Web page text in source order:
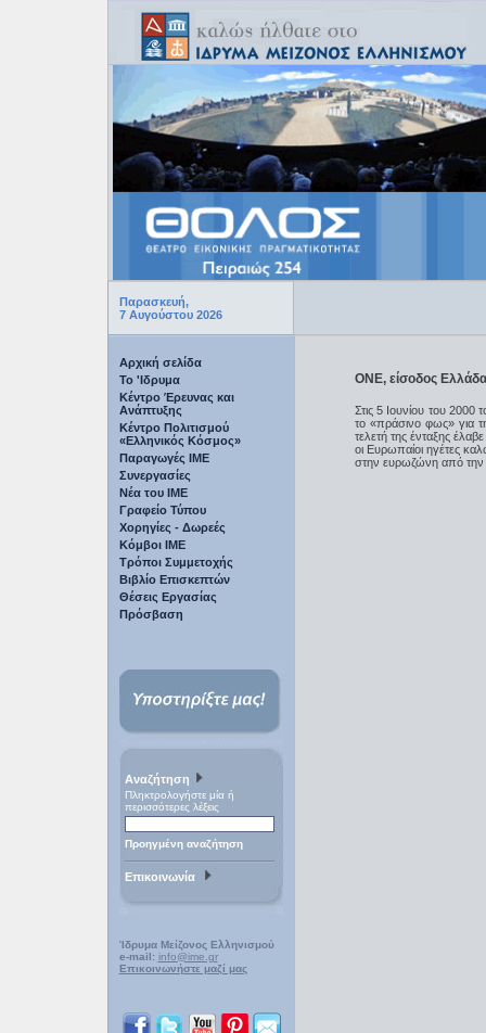
Παρασκευή,
7 Αυγούστου 2026
Αρχική σελίδα
Το 'Ιδρυμα
Κέντρο Έρευνας και
Ανάπτυξης
Κέντρο Πολιτισμού
«Ελληνικός Κόσμος»
Παραγωγές IME
Συνεργασίες
Νέα του ΙΜΕ
Γραφείο Τύπου
Χορηγίες - Δωρεές
Κόμβοι ΙΜΕ
Τρόποι Συμμετοχής
Βιβλίο Επισκεπτών
Θέσεις Εργασίας
Πρόσβαση
Αναζήτηση
Πληκτρολογήστε μία ή
περισσότερες λέξεις
Προηγμένη αναζήτηση
Επικοινωνία
Ίδρυμα Μείζονος Ελληνισμού
e-mail: info@ime.gr
Επικοινωνήστε μαζί μας
ΟΝΕ, είσοδος
Στις 5 Ιουνίου του
το «πράσινο φως» για
τελετή της ένταξης
οι Ευρωπαίοι ηγέτες
στην ευρωζώνη από την